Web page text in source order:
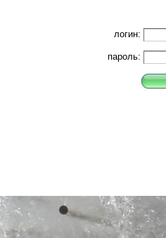
логин:
пароль: